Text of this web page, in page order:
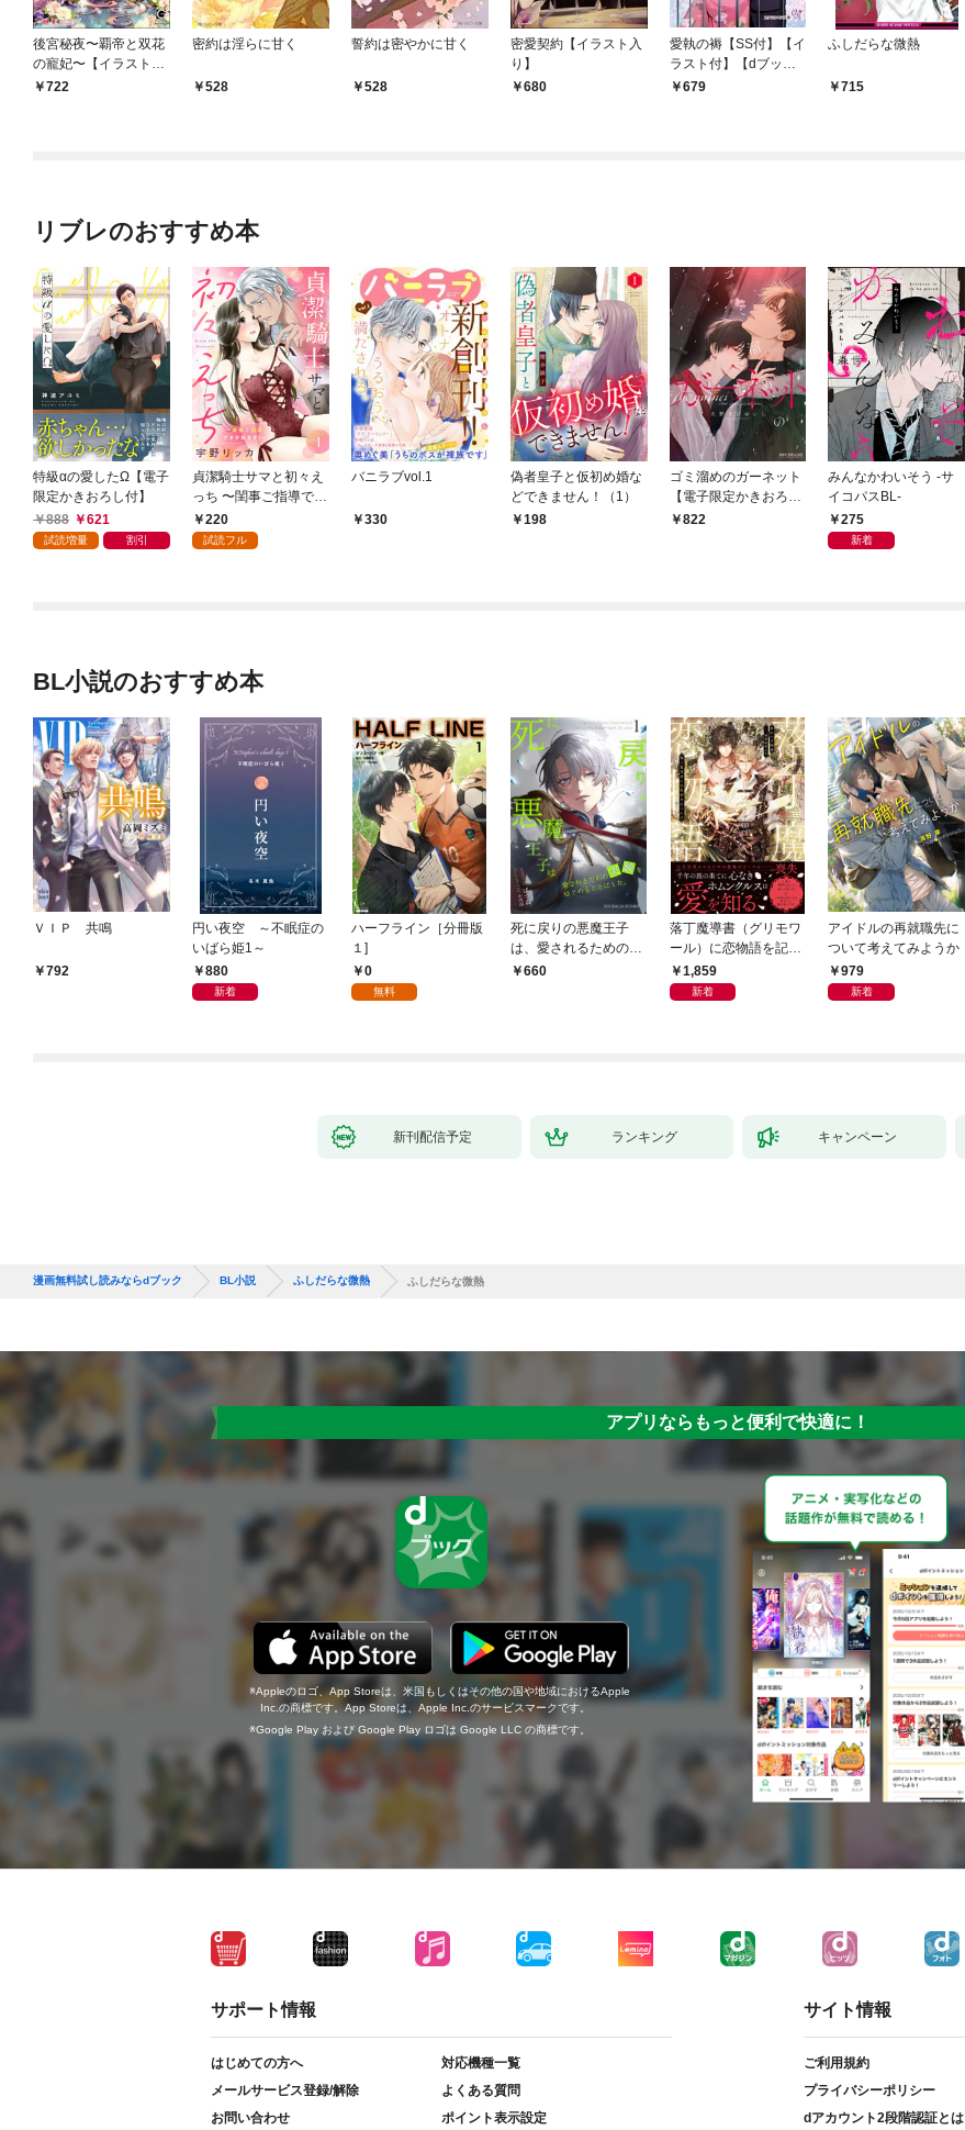
後宮秘夜〜覇帝と双花
の寵妃〜【イラスト入
り】722
密約は淫らに甘く
528
誓約は密やかに甘く
528
密愛契約【イラスト入
り】
680
愛執の褥【SS付】【イ
ラスト付】【dブック
特別版】 ～籠の中の
679
ふしだらな微熱
715
リブレのおすすめ本
特級αの愛したΩ【電子
限定かきおろし付】
888
621
試読増量 割引
貞潔騎士サマと初々え
っち 〜閨事ご指導でき
かねます！〜（1）
220
試読フル
バニラブvol.1
330
偽者皇子と仮初め婚な
どできません！（1）
198
ゴミ溜めのガーネット
【電子限定かきおろし
付】822
みんなかわいそう -サ
イコパスBL-
275
新着
BL小説のおすすめ本
ＶＩＰ 共鳴
792
円い夜空 ～不眠症の
いばら姫1～
880
新着
ハーフライン［分冊版
１]
0
無料
死に戻りの悪魔王子
は、愛されるための実
験をはじめることにし
660
落丁魔導書（グリモワ
ール）に恋物語を記す
には【イラスト付き】
【単行本書き下ろしSS
1,859
新着
アイドルの再就職先に
ついて考えてみようか
979
新着
新刊配信予定 ランキング キャンペーン
漫画無料試し読みならdブック BL小説 ふしだらな微熱 ふしだらな微熱
アプリならもっと便利で快適に！
Appleのロゴ、App Storeは、米国もしくはその他の国や地域におけるApple
Inc.の商標です。App Storeは、Apple Inc.のサービスマークです。
Google Play および Google Play ロゴは Google LLC の商標です。
サポート情報
はじめての方へ
対応機種一覧
メールサービス登録/解除
よくある質問
お問い合わせ
ポイント表示設定
サイト情報
ご利用規約
プライバシーポリシー
dアカウント2段階認証とは